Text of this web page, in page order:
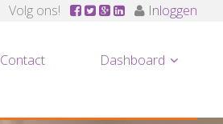
Volg ons! Inloggen
Contact Dashboard